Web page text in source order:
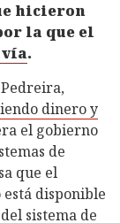
hicieron
la que el
.
dinero y
el gobierno
de
que el
disponible
sistema de